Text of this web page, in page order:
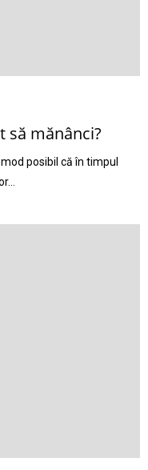
să mănânci?
posibil că în timpul